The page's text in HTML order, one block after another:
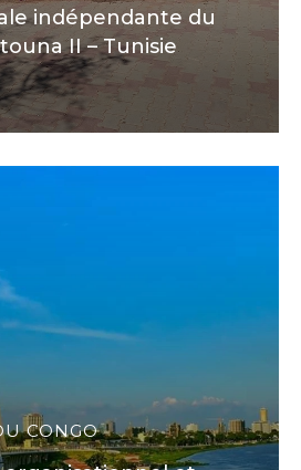
indépendante du
II – Tunisie
CONGO